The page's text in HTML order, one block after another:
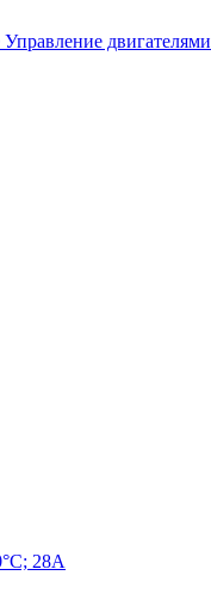
Управление двигателями
28A